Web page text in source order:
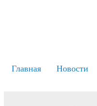
Главная Новости